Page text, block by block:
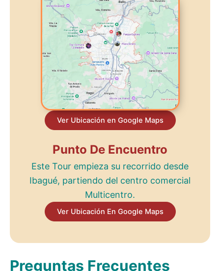
Ver Ubicación en Google Maps
Punto De Encuentro
Este Tour empieza su recorrido desde
Ibagué, partiendo del centro comercial
Multicentro.
Ver Ubicación En Google Maps
Preguntas Frecuentes